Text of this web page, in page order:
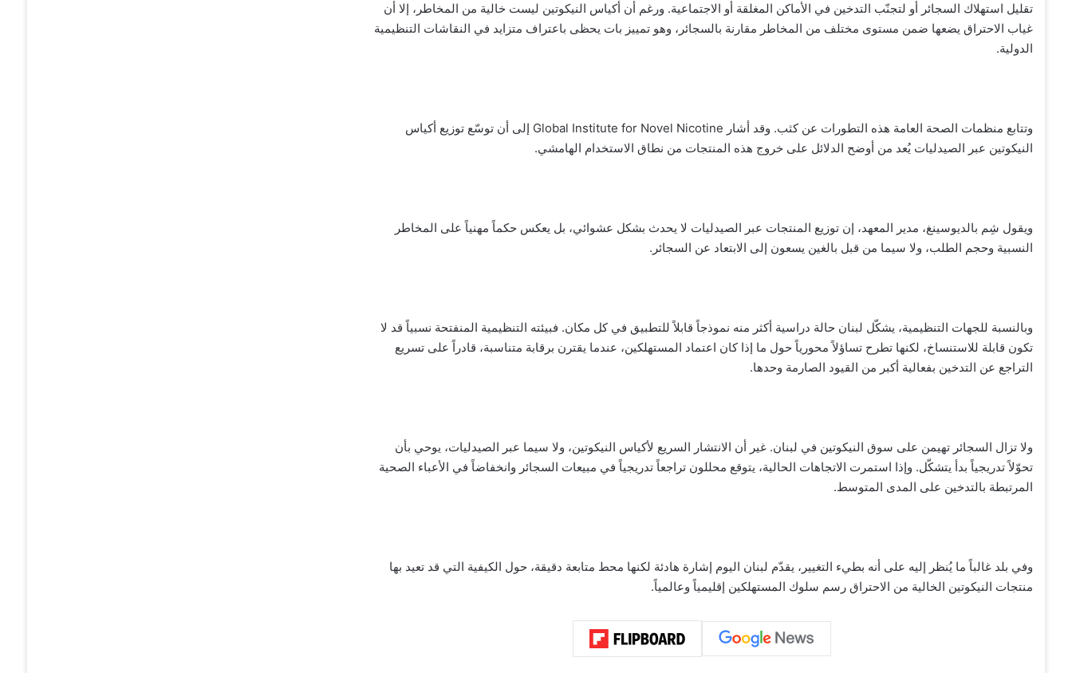
تقليل استهلاك السجائر أو لتجنّب التدخين في الأماكن المغلقة أو الاجتماعية. ورغم أن أكياس النيكوتين ليست خالية من المخاطر، إلا أن
غياب الاحتراق يضعها ضمن مستوى مختلف من المخاطر مقارنة بالسجائر، وهو تمييز بات يحظى باعتراف متزايد في النقاشات التنظيمية
الدولية.
وتتابع منظمات الصحة العامة هذه التطورات عن كثب. وقد أشار Global Institute for Novel Nicotine إلى أن توسّع توزيع أكياس
النيكوتين عبر الصيدليات يُعد من أوضح الدلائل على خروج هذه المنتجات من نطاق الاستخدام الهامشي.
ويقول شِم بالديوسينغ، مدير المعهد، إن توزيع المنتجات عبر الصيدليات لا يحدث بشكل عشوائي، بل يعكس حكماً مهنياً على المخاطر
النسبية وحجم الطلب، ولا سيما من قبل بالغين يسعون إلى الابتعاد عن السجائر.
وبالنسبة للجهات التنظيمية، يشكّل لبنان حالة دراسية أكثر منه نموذجاً قابلاً للتطبيق في كل مكان. فبيئته التنظيمية المنفتحة نسبياً قد لا
تكون قابلة للاستنساخ، لكنها تطرح تساؤلاً محورياً حول ما إذا كان اعتماد المستهلكين، عندما يقترن برقابة متناسبة، قادراً على تسريع
التراجع عن التدخين بفعالية أكبر من القيود الصارمة وحدها.
ولا تزال السجائر تهيمن على سوق النيكوتين في لبنان. غير أن الانتشار السريع لأكياس النيكوتين، ولا سيما عبر الصيدليات، يوحي بأن
تحوّلاً تدريجياً بدأ يتشكّل. وإذا استمرت الاتجاهات الحالية، يتوقع محللون تراجعاً تدريجياً في مبيعات السجائر وانخفاضاً في الأعباء الصحية
المرتبطة بالتدخين على المدى المتوسط.
وفي بلد غالباً ما يُنظر إليه على أنه بطيء التغيير، يقدّم لبنان اليوم إشارة هادئة لكنها محط متابعة دقيقة، حول الكيفية التي قد تعيد بها
منتجات النيكوتين الخالية من الاحتراق رسم سلوك المستهلكين إقليمياً وعالمياً.